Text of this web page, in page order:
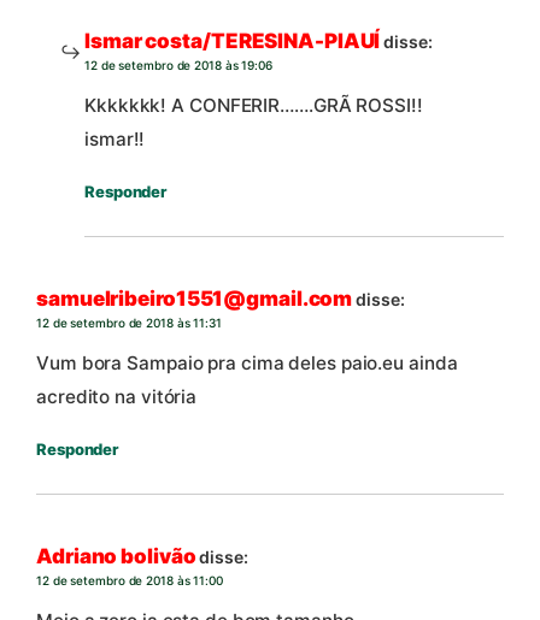
Ismar costa/TERESINA-PIAUÍdisse:
12 de setembro de 2018 às 19:06
Kkkkkkk! A CONFERIR…….GRÃ ROSSI!!
ismar!!
Responder
samuelribeiro1551@gmail.comdisse:
12 de setembro de 2018 às 11:31
Vum bora Sampaio pra cima deles paio.eu ainda
acredito na vitória
Responder
Adriano bolivão disse:
12 de setembro de 2018 às 11:00